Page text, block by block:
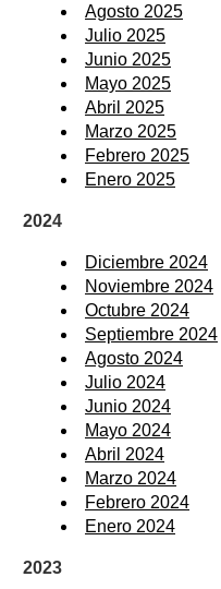
Agosto 2025
Julio 2025
Junio 2025
Mayo 2025
Abril 2025
Marzo 2025
Febrero 2025
Enero 2025
2024
Diciembre 2024
Noviembre 2024
Octubre 2024
Septiembre 2024
Agosto 2024
Julio 2024
Junio 2024
Mayo 2024
Abril 2024
Marzo 2024
Febrero 2024
Enero 2024
2023